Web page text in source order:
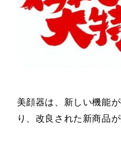
美顔器は、新しい機能
り、改良された新商品